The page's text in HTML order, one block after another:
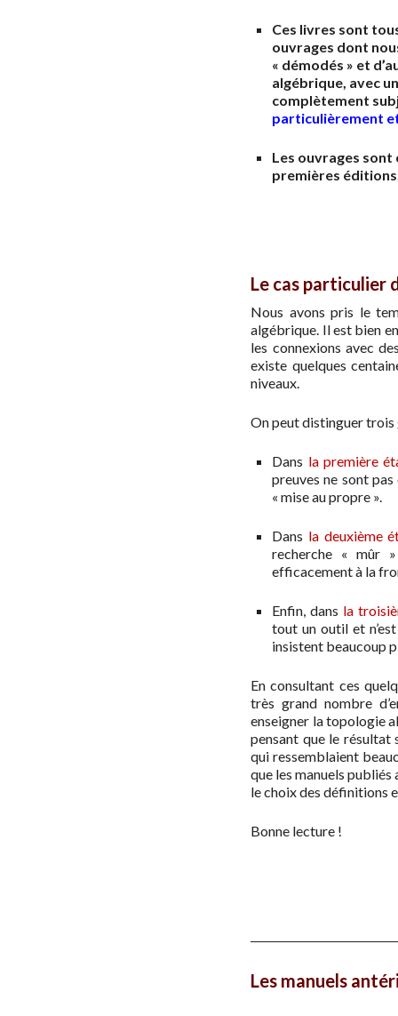
Ces livres sont
ouvrages dont
« démodés » et
algébrique, avec
complètement
particulièrement
Les ouvrages sont
premières
Le cas particulier
Nous avons pris le
algébrique. Il est bien
les connexions avec
existe quelques
niveaux.
On peut distinguer trois
Dans la première
preuves ne sont
« mise au propre ».
Dans la deuxième
recherche « mûr
efficacement à la
Enfin, dans la
tout un outil et
insistent beaucoup
En consultant ces
très grand nombre
enseigner la topologie
pensant que le résultat
qui ressemblaient
que les manuels
le choix des définitions
Bonne lecture !
Les manuels